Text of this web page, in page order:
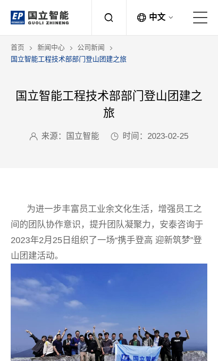
关于国立
应用案例
加入我们
中文
首页 新闻中心
公司新闻
国立智能工程技术部部门登山团建之旅
国立智能工程技术部部门登山团建之
旅
来源：国立智能 时间：2023-02-25
为进一步丰富员工业余文化生活，增强员工之
间的团队协作意识，提升团队凝聚力，安泰咨询于
2023年2月25日组织了一场“携手登高 迎新筑梦”登
山团建活动。